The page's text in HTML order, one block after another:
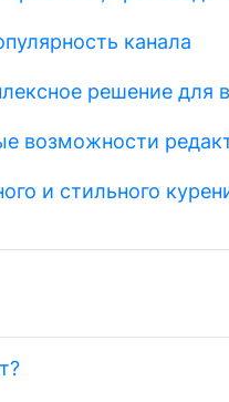
канала
решение для
возможности
и стильного